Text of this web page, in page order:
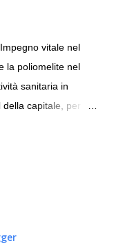
vitale nel
la poliomelite nel
sanitaria in
capitale, per la
Est che festeggia
raccontare al